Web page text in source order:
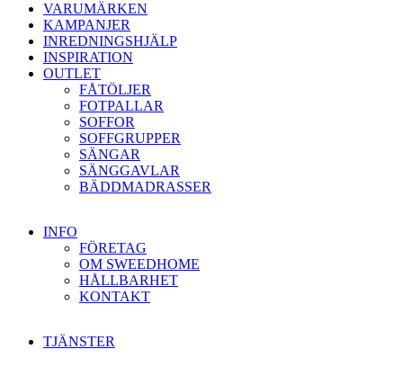
VARUMÄRKEN
KAMPANJER
INREDNINGSHJÄLP
INSPIRATION
OUTLET
FÅTÖLJER
FOTPALLAR
SOFFOR
SOFFGRUPPER
SÄNGAR
SÄNGGAVLAR
BÄDDMADRASSER
INFO
FÖRETAG
OM SWEEDHOME
HÅLLBARHET
KONTAKT
TJÄNSTER